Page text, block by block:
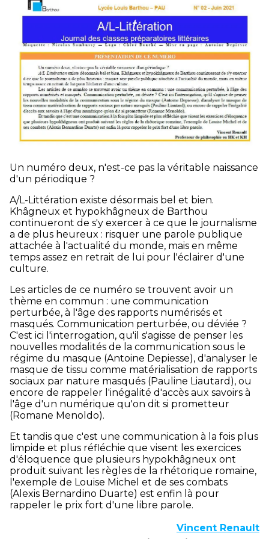
Un numéro deux, n'est-ce pas la véritable naissance
d'un périodique ?
A/L-Littération existe désormais bel et bien.
Khâgneux et hypokhâgneux de Barthou
continueront de s'y exercer à ce que le journalisme
a de plus heureux : risquer une parole publique
attachée à l'actualité du monde, mais en même
temps assez en retrait de lui pour l'éclairer d'une
culture.
Les articles de ce numéro se trouvent avoir un
thème en commun : une communication
perturbée, à l'âge des rapports numérisés et
masqués. Communication perturbée, ou déviée ?
C'est ici l'interrogation, qu'il s'agisse de penser les
nouvelles modalités de la communication sous le
régime du masque (Antoine Depiesse), d'analyser le
masque de tissu comme matérialisation de rapports
sociaux par nature masqués (Pauline Liautard), ou
encore de rappeler l'inégalité d'accès aux savoirs à
l'âge d'un numérique qu'on dit si prometteur
(Romane Menoldo).
Et tandis que c'est une communication à la fois plus
limpide et plus réfléchie que visent les exercices
d'éloquence que plusieurs hypokhâgneux ont
produit suivant les règles de la rhétorique romaine,
l'exemple de Louise Michel et de ses combats
(Alexis Bernardino Duarte) est enfin là pour
rappeler le prix fort d'une libre parole.
Vincent Renault